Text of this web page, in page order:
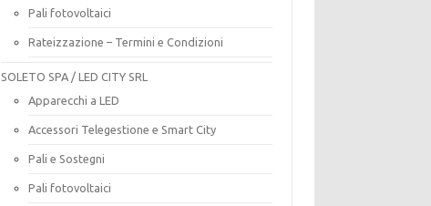
Pali fotovoltaici
Rateizzazione – Termini e Condizioni
SOLETO SPA / LED CITY SRL
Apparecchi a LED
Accessori Telegestione e Smart City
Pali e Sostegni
Pali fotovoltaici